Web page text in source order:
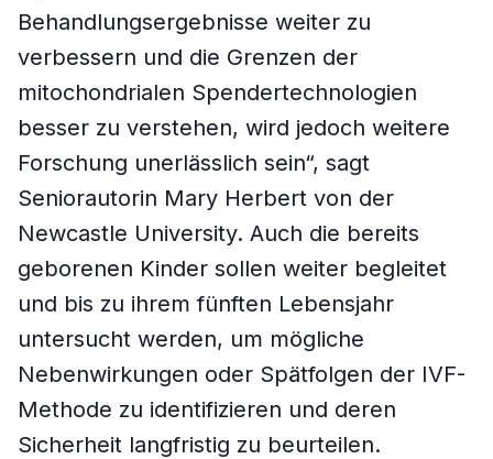
Behandlungsergebnisse weiter zu
verbessern und die Grenzen der
mitochondrialen Spendertechnologien
besser zu verstehen, wird jedoch weitere
Forschung unerlässlich sein“, sagt
Seniorautorin Mary Herbert von der
Newcastle University. Auch die bereits
geborenen Kinder sollen weiter begleitet
und bis zu ihrem fünften Lebensjahr
untersucht werden, um mögliche
Nebenwirkungen oder Spätfolgen der IVF-
Methode zu identifizieren und deren
Sicherheit langfristig zu beurteilen.